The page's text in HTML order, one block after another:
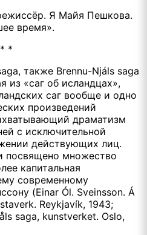
Я Майя Пешкова.
время».
*
также Brennu-Njáls saga
из «саг об исландцах»,
саг вообще и одно
произведений
драматизм
с исключительной
действующих лиц.
посвящено множество
капитальная
современному
(Einar Ól. Sveinsson. Á
Reykjavík, 1943;
saga, kunstverket. Oslo,